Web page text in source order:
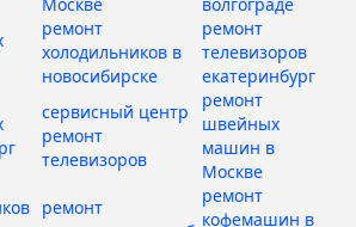
ремонт
холодильников в
новосибирске
ремонт
телевизоров
екатеринбург
сервисный центр
ремонт
телевизоров
ремонт
швейных
машин в
Москве
ремонт
ремонт
кофемашин в